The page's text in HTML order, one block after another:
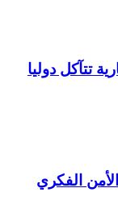
تتآكل دوليا
الفكري